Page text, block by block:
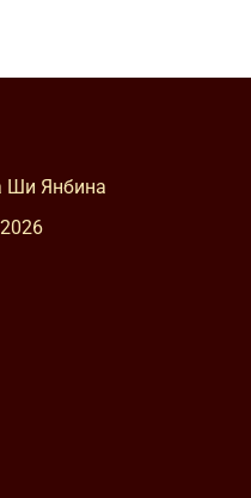
Ши Янбина
2026